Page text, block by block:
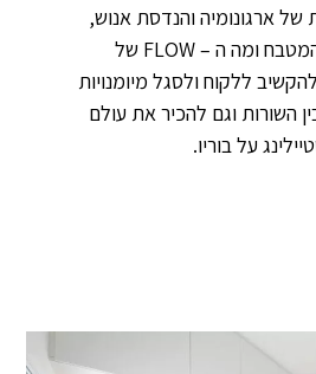
של ארגונומיה והנדסת אנוש,
להבין כיצד פועל המטבח ומה ה – FLOW של
ללקוח ולסגל מיומנויות
השורות וגם להכיר את עולם
על בוריו.